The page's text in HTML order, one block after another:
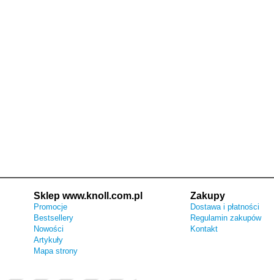
Sklep www.knoll.com.pl
Promocje
Bestsellery
Nowości
Artykuły
Mapa strony
Zakupy
Dostawa i płatności
Regulamin zakupów
Kontakt